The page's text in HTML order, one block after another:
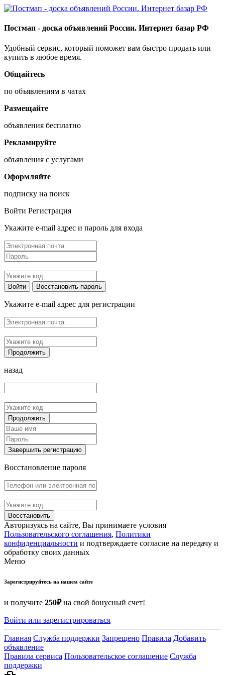
Постмап - доска объявлений России. Интернет базар РФ
Удобный сервис, который поможет вам быстро продать или
купить в любое время.
Общайтесь
по объявлениям в чатах
Размещайте
объявления бесплатно
Рекламируйте
объявления с услугами
Оформляйте
подписку на поиск
Войти Регистрация
Укажите e-mail адрес и пароль для входа
Войти Восстановить пароль
Укажите e-mail адрес для регистрации
Продолжить
назад
Продолжить
Завершить регистрацию
Восстановление пароля
Восстановить
Авторизуясь на сайте, Вы принимаете условия
Пользовательского соглашения, Политики
конфиденциальности и подтверждаете согласие на передачу и
обработку своих данных
Меню
Зарегистрируйтесь на нашем сайте
и получите 250₽на свой бонусный счет!
Войти или зарегистрироваться
Главная Служба поддержки Запрещено Правила Добавить
объявление
Правила сервиса Пользовательское соглашение Служба
поддержки